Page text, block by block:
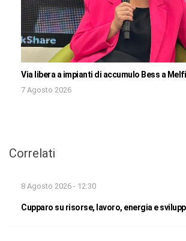
Via libera a impianti di accumulo Bess a
7 Agosto 2026
Correlati
8 Agosto 2026 - 12:30
Cupparo su risorse, lavoro, energia e